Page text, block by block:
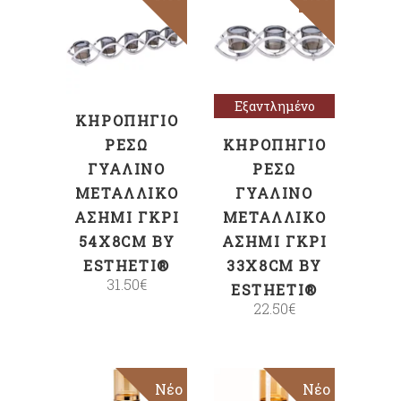
ΠΡΟΣΘΉΚΗ
ΣΤΟ ΚΑΛΆΘΙ
ΚΗΡΟΠΉΓΙΟ
ΡΕΣΏ
ΓΥΆΛΙΝΟ
ΜΕΤΑΛΛΙΚΌ
ΑΣΗΜΊ ΓΚΡΙ
54X8CM BY
ESTHETI®
31.50€
Εξαντλημένο
Διαβάστε
περισσότερα
ΚΗΡΟΠΉΓΙΟ
ΡΕΣΏ
ΓΥΆΛΙΝΟ
ΜΕΤΑΛΛΙΚΌ
ΑΣΗΜΊ ΓΚΡΙ
33X8CM BY
ESTHETI®
22.50€
Νέο Νέο